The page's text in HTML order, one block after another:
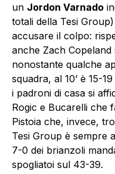
un Jordon Varnado
totali della Tesi
accusare il colpo:
anche Zach
nonostante qualche
squadra, al 10’ è 15-
i padroni di casa si
Rogic e Bucarelli che
Pistoia che, invece,
Tesi Group è sempre
7-0 dei brianzoli
spogliatoi sul 43-39.